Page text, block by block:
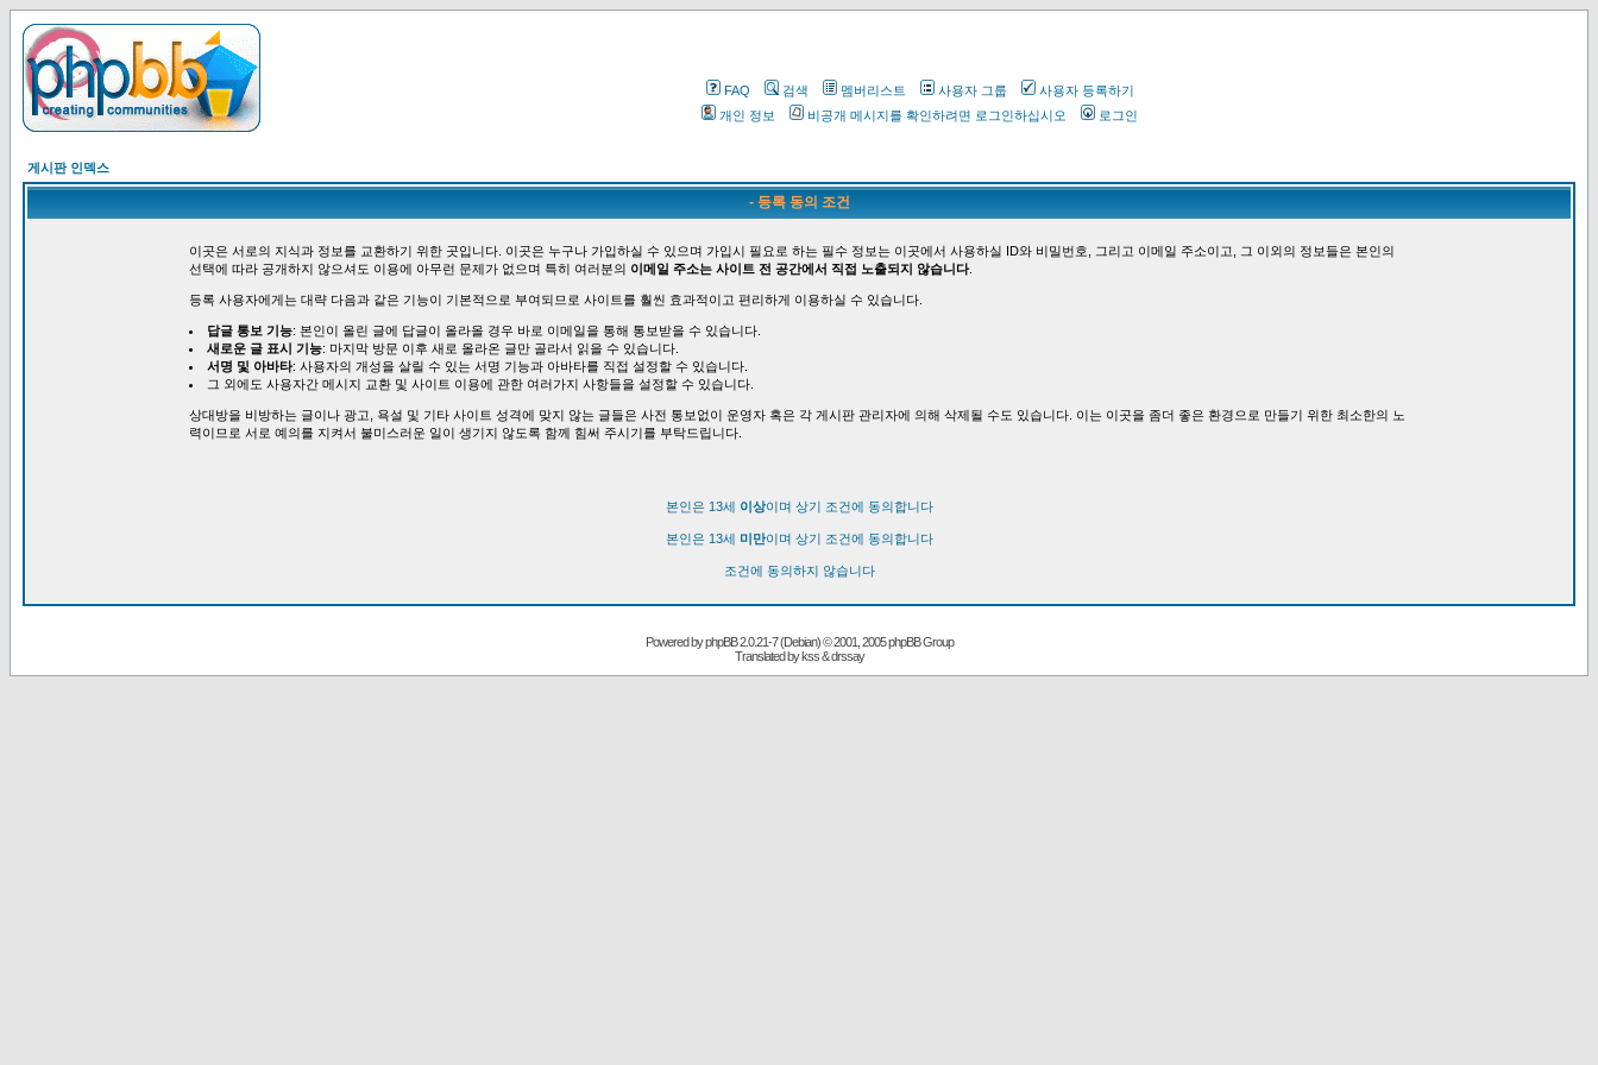
FAQ 검색 멤버리스트 사용자 그룹
사용자 등록하기
개인 정보
비공개 메시지를 확인하려면 로그인하십시오 로그인
게시판 인덱스
- 등록 동의 조건
이곳은 서로의 지식과 정보를 교환하기 위한 곳입니다. 이곳은 누구나 가입하실 수 있으며 가입시 필요로 하는 필수 정보는 이곳에서 사용하실 ID와 비밀번호, 그리고 이메일 주소이고, 그 이외의 정보들은 본인의
선택에 따라 공개하지 않으셔도 이용에 아무런 문제가 없으며 특히 여러분의 이메일 주소는 사이트 전 공간에서 직접 노출되지 않습니다.
등록 사용자에게는 대략 다음과 같은 기능이 기본적으로 부여되므로 사이트를 훨씬 효과적이고 편리하게 이용하실 수 있습니다.
답글 통보 기능: 본인이 올린 글에 답글이 올라올 경우 바로 이메일을 통해 통보받을 수 있습니다.
새로운 글 표시 기능: 마지막 방문 이후 새로 올라온 글만 골라서 읽을 수 있습니다.
서명 및 아바타: 사용자의 개성을 살릴 수 있는 서명 기능과 아바타를 직접 설정할 수 있습니다.
그 외에도 사용자간 메시지 교환 및 사이트 이용에 관한 여러가지 사항들을 설정할 수 있습니다.
상대방을 비방하는 글이나 광고, 욕설 및 기타 사이트 성격에 맞지 않는 글들은 사전 통보없이 운영자 혹은 각 게시판 관리자에 의해 삭제될 수도 있습니다. 이는 이곳을 좀더 좋은 환경으로 만들기 위한 최소한의 노
력이므로 서로 예의를 지켜서 불미스러운 일이 생기지 않도록 함께 힘써 주시기를 부탁드립니다.
본인은 13세 이상이며 상기 조건에 동의합니다
본인은 13세 미만이며 상기 조건에 동의합니다
조건에 동의하지 않습니다
Powered byphpBB2.0.21-7 (Debian) © 2001, 2005 phpBB Group
Translated by kss & drssay